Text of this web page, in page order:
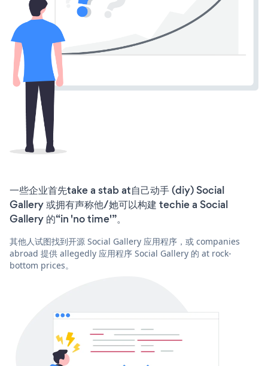
一些企业首先take a stab at自己动手 (diy) Social
Gallery 或拥有声称他/她可以构建 techie a Social
Gallery 的“in 'no time'”。
其他人试图找到开源 Social Gallery 应用程序，或 companies
abroad 提供 allegedly 应用程序 Social Gallery 的 at rock-
bottom prices。